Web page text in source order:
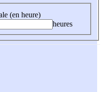
(en heure)
heures